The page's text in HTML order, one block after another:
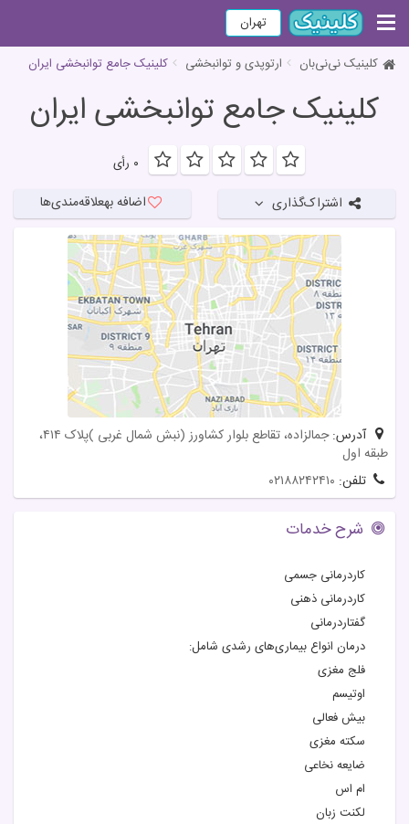
تهران
کلینیک نی‌نی‌بان ارتوپدی و توانبخشی کلینیک جامع توانبخشی ایران
کلینیک جامع توانبخشی ایران
۰ رأی
اشتراک‌گذاری اضافه بهعلاقه‌مندی‌ها
آدرس:
جمالزاده، تقاطع بلوار کشاورز (‌نبش شمال غربی )‌پلاک ۴۱۴،
طبقه اول
تلفن: ۰۲۱۸۸۲۴۲۴۱۰
شرح خدمات
کاردرمانی جسمی
کاردرمانی ذهنی
گفتاردرمانی
درمان انواع بیماری‌های رشدی شامل:
فلج مغزی
اوتیسم
بیش فعالی
سکته مغزی
ضایعه نخاعی
ام اس
لکنت زبان